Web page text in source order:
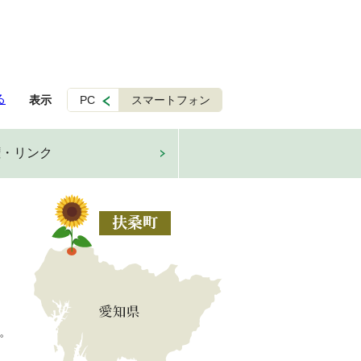
表示 PC スマートフォン
リンク